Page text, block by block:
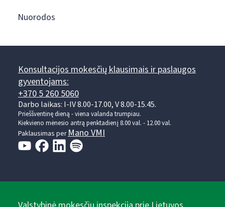
Nuorodos
Konsultacijos mokesčių klausimais ir paslaugos
gyventojams:
+370 5 260 5060
Darbo laikas: I-IV 8.00-17.00, V 8.00-15.45.
Prieššventinę dieną - viena valanda trumpiau.
Kiekvieno mėnesio antrą penktadienį 8.00 val. - 12.00 val.
Paklausimas perMano VMI